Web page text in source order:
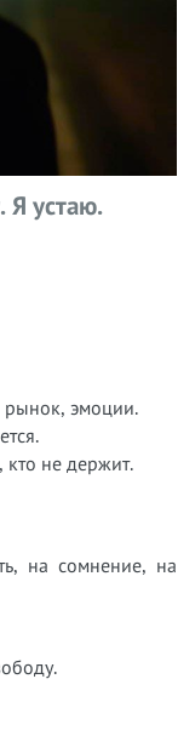
Я устаю.
рынок, эмоции.
кто не держит.
на сомнение, на